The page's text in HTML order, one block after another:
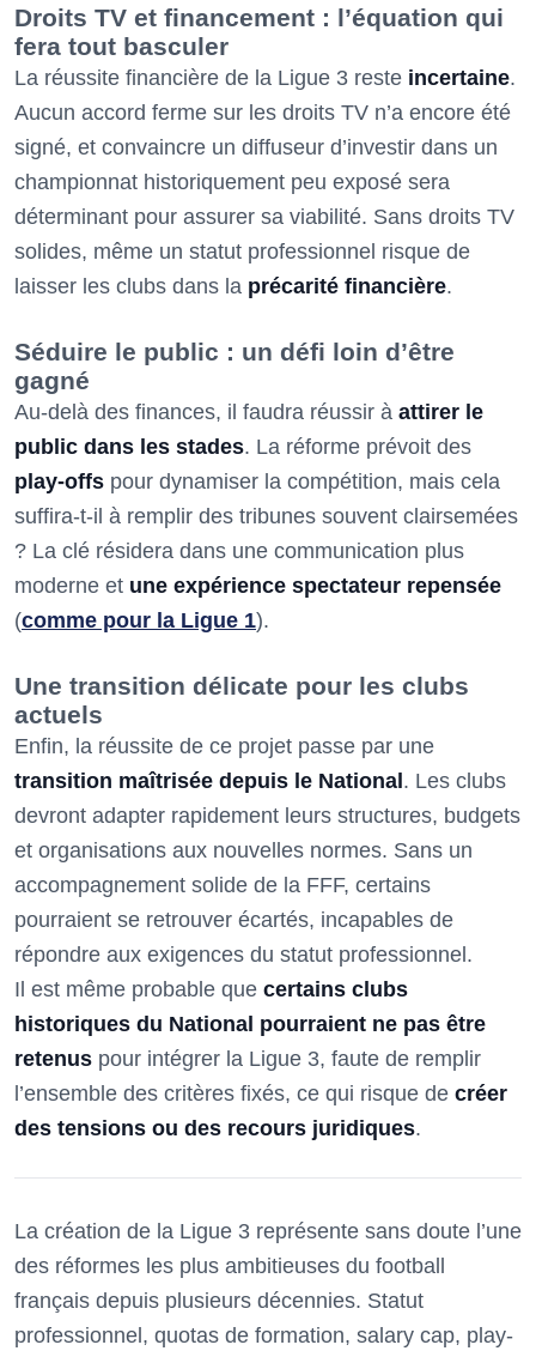
Droits TV et financement : l’équation qui
fera tout basculer
La réussite financière de la Ligue 3 reste incertaine.
Aucun accord ferme sur les droits TV n’a encore été
signé, et convaincre un diffuseur d’investir dans un
championnat historiquement peu exposé sera
déterminant pour assurer sa viabilité. Sans droits TV
solides, même un statut professionnel risque de
laisser les clubs dans la précarité financière.
Séduire le public : un défi loin d’être
gagné
Au-delà des finances, il faudra réussir à attirer le
public dans les stades. La réforme prévoit des
play-offs pour dynamiser la compétition, mais cela
suffira-t-il à remplir des tribunes souvent clairsemées
? La clé résidera dans une communication plus
moderne et une expérience spectateur repensée
(comme pour la Ligue 1).
Une transition délicate pour les clubs
actuels
Enfin, la réussite de ce projet passe par une
transition maîtrisée depuis le National . Les clubs
devront adapter rapidement leurs structures, budgets
et organisations aux nouvelles normes. Sans un
accompagnement solide de la FFF, certains
pourraient se retrouver écartés, incapables de
répondre aux exigences du statut professionnel.
Il est même probable que certains clubs
historiques du National pourraient ne pas être
retenus pour intégrer la Ligue 3, faute de remplir
l’ensemble des critères fixés, ce qui risque de créer
des tensions ou des recours juridiques.
La création de la Ligue 3 représente sans doute l’une
des réformes les plus ambitieuses du football
français depuis plusieurs décennies. Statut
professionnel, quotas de formation, salary cap, play-